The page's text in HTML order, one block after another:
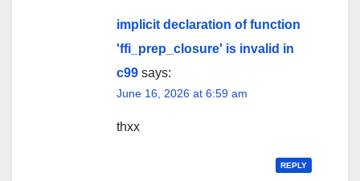
implicit declaration of function
'ffi_prep_closure' is invalid in
c99 says:
June 16, 2026 at 6:59 am
thxx
REPLY